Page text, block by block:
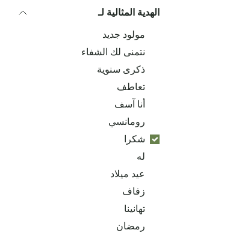
الهدية المثالية لـ
مولود جديد
نتمنى لك الشفاء
ذكرى سنوية
تعاطف
أنا آسف
رومانسي
شكرا
له
عيد ميلاد
زفاف
تهانينا
رمضان